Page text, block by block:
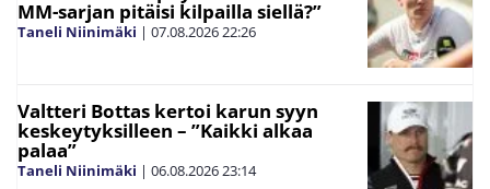
MM-sarjan pitäisi kilpailla siellä?”
Taneli Niinimäki | 07.08.202622:26
Valtteri Bottas kertoi karun syyn
keskeytyksilleen – ”Kaikki alkaa
palaa”
Taneli Niinimäki | 06.08.202623:14